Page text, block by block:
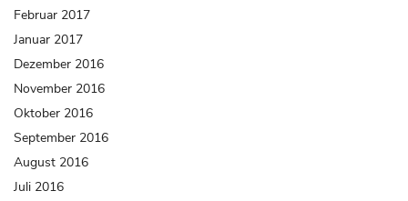
Februar 2017
Januar 2017
Dezember 2016
November 2016
Oktober 2016
September 2016
August 2016
Juli 2016